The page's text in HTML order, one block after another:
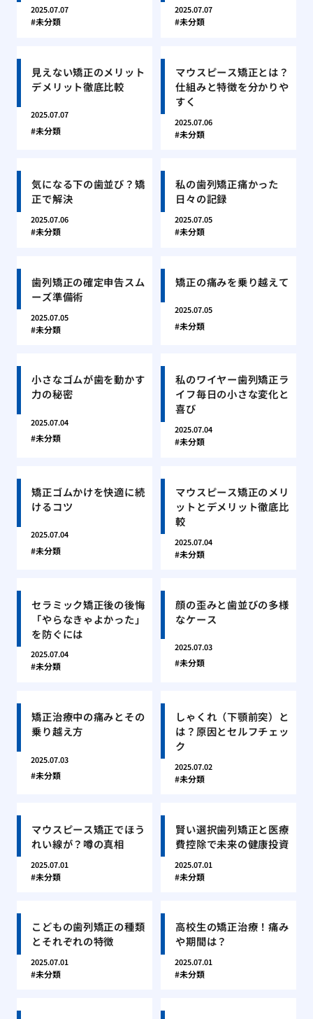
2025.07.07
未分類
2025.07.07
未分類
見えない矯正のメリット
デメリット徹底比較
2025.07.07
未分類
マウスピース矯正とは？
仕組みと特徴を分かりや
すく
2025.07.06
未分類
気になる下の歯並び？矯
正で解決
2025.07.06
未分類
私の歯列矯正痛かった
日々の記録
2025.07.05
未分類
歯列矯正の確定申告スム
ーズ準備術
2025.07.05
未分類
矯正の痛みを乗り越えて
2025.07.05
未分類
小さなゴムが歯を動かす
力の秘密
2025.07.04
未分類
私のワイヤー歯列矯正ラ
イフ毎日の小さな変化と
喜び
2025.07.04
未分類
矯正ゴムかけを快適に続
けるコツ
2025.07.04
未分類
マウスピース矯正のメリ
ットとデメリット徹底比
較
2025.07.04
未分類
セラミック矯正後の後悔
「やらなきゃよかった」
を防ぐには
2025.07.04
未分類
顔の歪みと歯並びの多様
なケース
2025.07.03
未分類
矯正治療中の痛みとその
乗り越え方
2025.07.03
未分類
しゃくれ（下顎前突）と
は？原因とセルフチェッ
ク
2025.07.02
未分類
マウスピース矯正でほう
れい線が？噂の真相
2025.07.01
未分類
賢い選択歯列矯正と医療
費控除で未来の健康投資
2025.07.01
未分類
こどもの歯列矯正の種類
とそれぞれの特徴
2025.07.01
未分類
高校生の矯正治療！痛み
や期間は？
2025.07.01
未分類